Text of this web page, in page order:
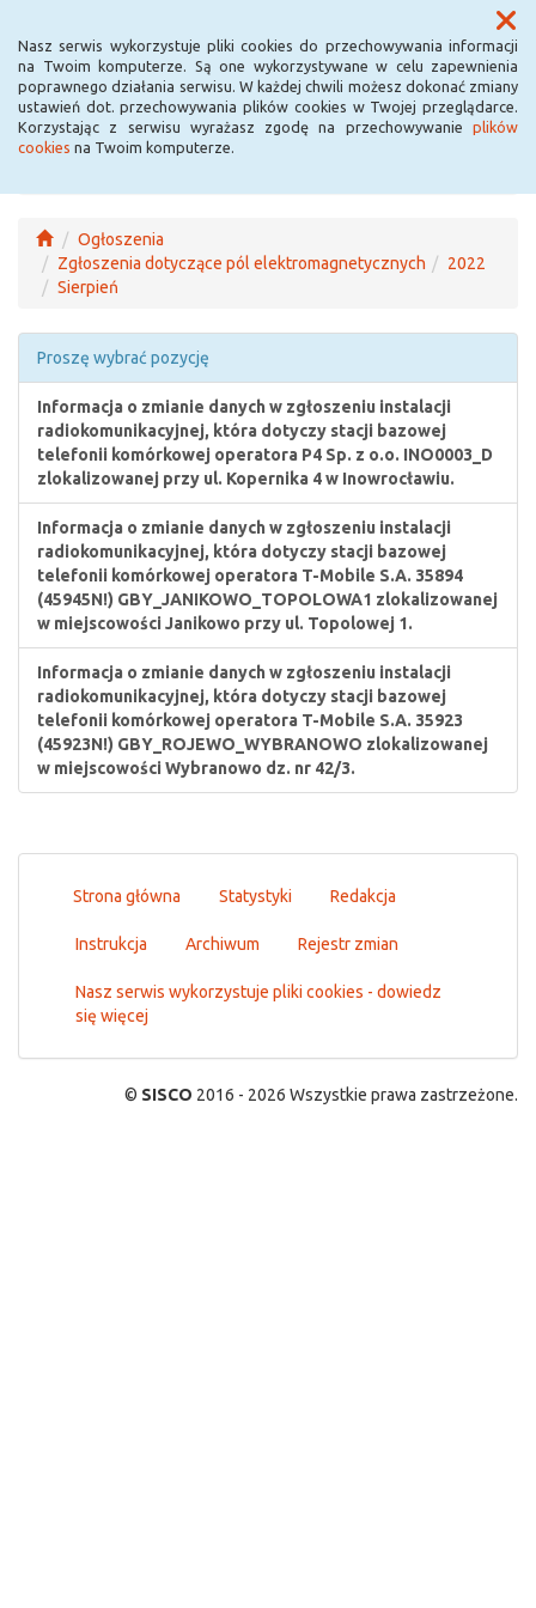
Nasz serwis wykorzystuje pliki cookies do przechowywania informacji
na Twoim komputerze. Są one wykorzystywane w celu zapewnienia
poprawnego działania serwisu. W każdej chwili możesz dokonać zmiany
ustawień dot. przechowywania plików cookies w Twojej przeglądarce.
Korzystając z serwisu wyrażasz zgodę na przechowywanie plików
cookies na Twoim komputerze.
Menu
Ogłoszenia
Zgłoszenia dotyczące pól elektromagnetycznych
2022
Sierpień
Proszę wybrać pozycję
Informacja o zmianie danych w zgłoszeniu instalacji
radiokomunikacyjnej, która dotyczy stacji bazowej
telefonii komórkowej operatora P4 Sp. z o.o. INO0003_D
zlokalizowanej przy ul. Kopernika 4 w Inowrocławiu.
Informacja o zmianie danych w zgłoszeniu instalacji
radiokomunikacyjnej, która dotyczy stacji bazowej
telefonii komórkowej operatora T-Mobile S.A. 35894
(45945N!) GBY_JANIKOWO_TOPOLOWA1 zlokalizowanej
w miejscowości Janikowo przy ul. Topolowej 1.
Informacja o zmianie danych w zgłoszeniu instalacji
radiokomunikacyjnej, która dotyczy stacji bazowej
telefonii komórkowej operatora T-Mobile S.A. 35923
(45923N!) GBY_ROJEWO_WYBRANOWO zlokalizowanej
w miejscowości Wybranowo dz. nr 42/3.
Strona główna Statystyki Redakcja
Instrukcja Archiwum Rejestr zmian
Nasz serwis wykorzystuje pliki cookies - dowiedz
się więcej
© SISCO 2016 - 2026 Wszystkie prawa zastrzeżone.